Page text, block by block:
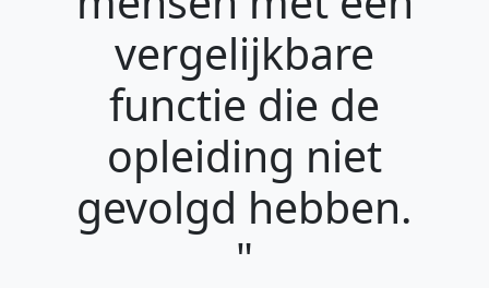
vergelijkbare
functie die de
opleiding niet
gevolgd hebben.
"